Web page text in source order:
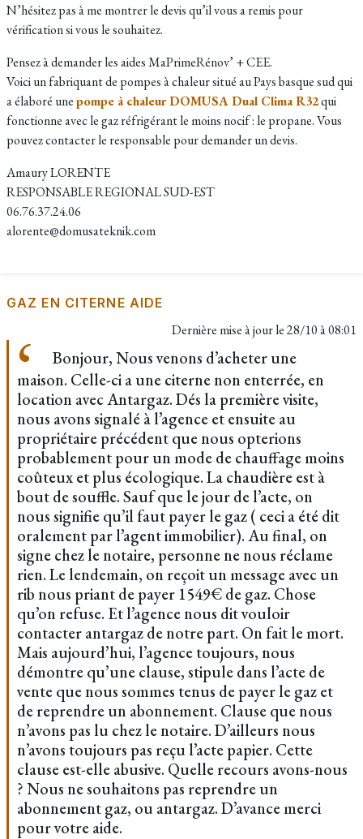
N’hésitez pas à me montrer le devis qu’il vous a remis pour
vérification si vous le souhaitez.
Pensez à demander les aides MaPrimeRénov’ + CEE.
Voici un fabriquant de pompes à chaleur situé au Pays basque sud qui
a élaboré unepompe à chaleur DOMUSA Dual Clima R32qui
fonctionne avec le gaz réfrigérant le moins nocif : le propane. Vous
pouvez contacter le responsable pour demander un devis.​
Amaury LORENTE
RESPONSABLE REGIONAL SUD-EST
06.76.37.24.06
alorente@domusateknik.com
GAZ EN CITERNE AIDE
Dernière mise à jour le28/10 à 08:01
Bonjour, Nous venons d’acheter une
maison. Celle-ci a une citerne non enterrée, en
location avec Antargaz. Dés la première visite,
nous avons signalé à l’agence et ensuite au
propriétaire précédent que nous opterions
probablement pour un mode de chauffage moins
coûteux et plus écologique. La chaudière est à
bout de souffle. Sauf que le jour de l’acte, on
nous signifie qu’il faut payer le gaz ( ceci a été dit
oralement par l’agent immobilier). Au final, on
signe chez le notaire, personne ne nous réclame
rien. Le lendemain, on reçoit un message avec un
rib nous priant de payer 1549€ de gaz. Chose
qu’on refuse. Et l’agence nous dit vouloir
contacter antargaz de notre part. On fait le mort.
Mais aujourd’hui, l’agence toujours, nous
démontre qu’une clause, stipule dans l’acte de
vente que nous sommes tenus de payer le gaz et
de reprendre un abonnement. Clause que nous
n’avons pas lu chez le notaire. D’ailleurs nous
n’avons toujours pas reçu l’acte papier. Cette
clause est-elle abusive. Quelle recours avons-nous
? Nous ne souhaitons pas reprendre un
abonnement gaz, ou antargaz. D’avance merci
pour votre aide.